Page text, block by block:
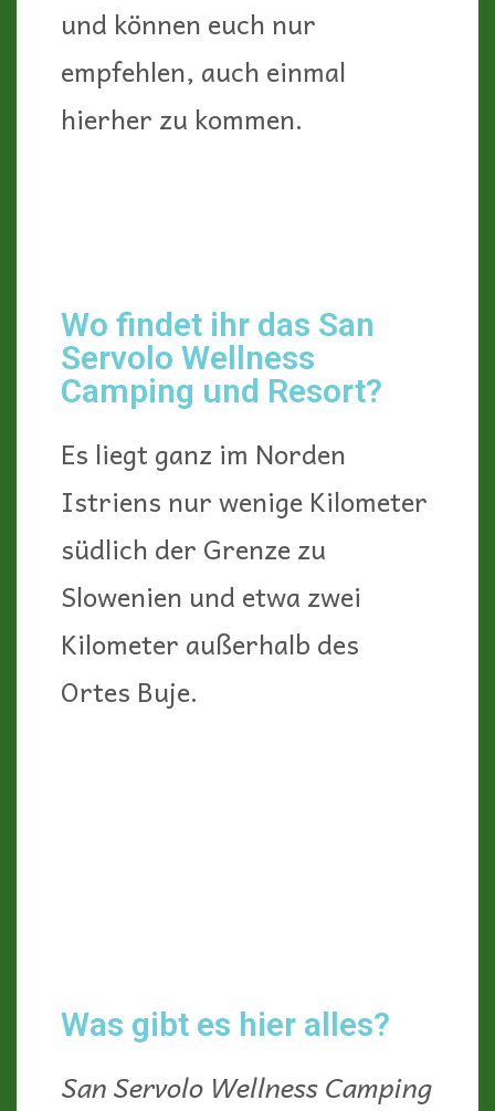
und können euch nur
empfehlen, auch einmal
hierher zu kommen.
Wo findet ihr das San
Servolo Wellness
Camping und Resort?
Es liegt ganz im Norden
Istriens nur wenige Kilometer
südlich der Grenze zu
Slowenien und etwa zwei
Kilometer außerhalb des
Ortes Buje.
Was gibt es hier alles?
San Servolo Wellness Camping